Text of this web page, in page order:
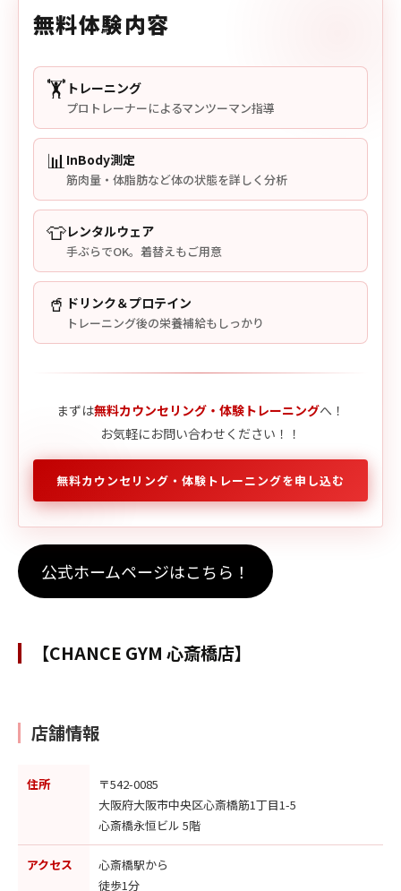
無料体験内容
🏋️ トレーニング
プロトレーナーによるマンツーマン指導
📊 InBody測定
筋肉量・体脂肪など体の状態を詳しく分析
👕レンタルウェア
手ぶらでOK。着替えもご用意
🥤 ドリンク＆プロテイン
トレーニング後の栄養補給もしっかり
まずは無料カウンセリング・体験トレーニングへ！
お気軽にお問い合わせください！！
無料カウンセリング・体験トレーニングを申し込む
公式ホームページはこちら！
【CHANCE GYM 心斎橋店】
店舗情報
住所
〒542-0085
大阪府大阪市中央区心斎橋筋1丁目1-5
心斎橋永恒ビル 5階
アクセス
心斎橋駅から
徒歩1分